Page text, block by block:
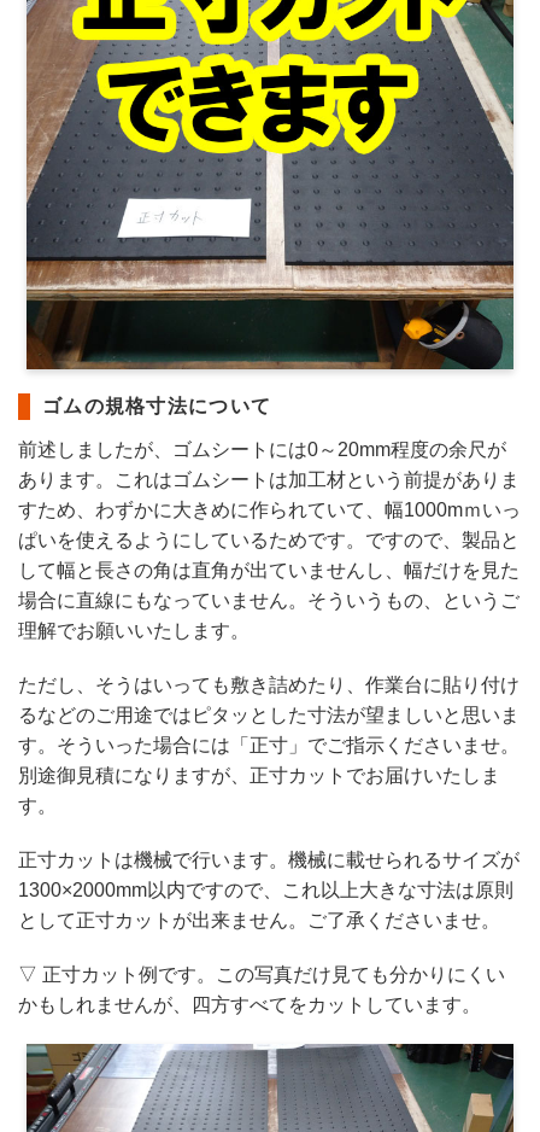
ゴムの規格寸法について
前述しましたが、ゴムシートには0～20mm程度の余尺が
あります。これはゴムシートは加工材という前提がありま
すため、わずかに大きめに作られていて、幅1000mｍいっ
ぱいを使えるようにしているためです。ですので、製品と
して幅と長さの角は直角が出ていませんし、幅だけを見た
場合に直線にもなっていません。そういうもの、というご
理解でお願いいたします。
ただし、そうはいっても敷き詰めたり、作業台に貼り付け
るなどのご用途ではピタッとした寸法が望ましいと思いま
す。そういった場合には「正寸」でご指示くださいませ。
別途御見積になりますが、正寸カットでお届けいたしま
す。
正寸カットは機械で行います。機械に載せられるサイズが
1300×2000mm以内ですので、これ以上大きな寸法は原則
として正寸カットが出来ません。ご了承くださいませ。
▽ 正寸カット例です。この写真だけ見ても分かりにくい
かもしれませんが、四方すべてをカットしています。